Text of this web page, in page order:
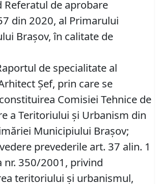
Referatul de aprobare
din 2020, al Primarului
Braşov, în calitate de
de specialitate al
Șef, prin care se
Comisiei Tehnice de
a Teritoriului şi Urbanism din
Municipiului Braşov;
prevederile art. 37 alin. 1
nr. 350/2001, privind
teritoriului şi urbanismul,